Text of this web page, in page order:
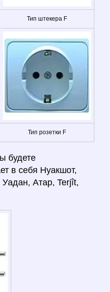
Тип штекера F
Тип розетки F
будете
в себя Нуакшот,
Атар, Terjît,